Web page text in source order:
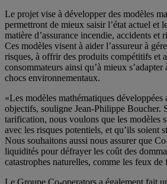
Le projet vise à développer des modèles
permettront de mieux saisir l’état actuel et
matière d’assurance incendie, accidents
Ces modèles visent à aider l’assureur à
risques, à offrir des produits compétitifs et
consommateurs ainsi qu’à mieux
chocs environnementaux.
«Les modèles mathématiques
objectifs, souligne Jean-Philippe Boucher.
tarification, nous voulons que les modèles
avec les risques potentiels, et qu’ils soient
Nous souhaitons aussi nous assurer que
liquidités pour défrayer les coût des
catastrophes naturelles, comme les feux de